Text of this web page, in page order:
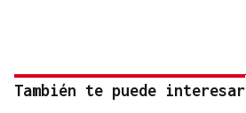
También te puede interesar